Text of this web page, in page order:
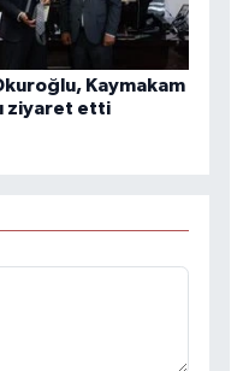
Kaymakam
ziyaret etti